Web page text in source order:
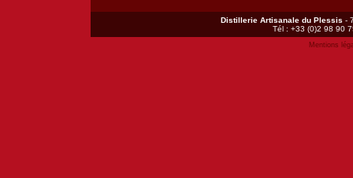
Distillerie Artisanale du Plessis -
Tél : +33 (0)2 98 90
Mentions